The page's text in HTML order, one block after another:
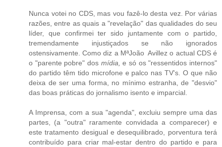
Nunca votei no CDS, mas vou fazê-lo desta vez. Por várias
razões, entre as quais a "revelação" das qualidades do seu
líder, que confirmei ter sido juntamente com o partido,
tremendamente injustiçados se não ignorados
ostensivamente. Como diz a MªJoão Avillez o actual CDS é
o "parente pobre" dos mídia, e só os "ressentidos internos"
do partido têm tido microfone e palco nas TV's. O que não
deixa de ser uma forma, no mínimo estranha, de "desvio"
das boas práticas do jornalismo isento e imparcial.
A Imprensa, com a sua "agenda", excluiu sempre uma das
partes, (a "outra" raramente convidada a comparecer) e
este tratamento desigual e desequilibrado, porventura terá
contribuído para criar mal-estar dentro do partido e para